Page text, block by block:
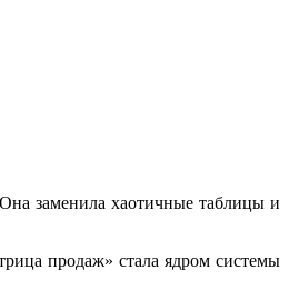
заменила хаотичные таблицы и
продаж» стала ядром системы